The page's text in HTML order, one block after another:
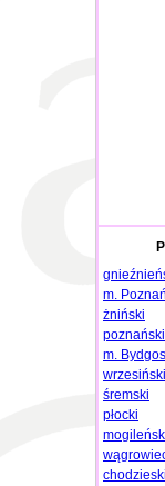
m. Poznań
żniński
poznański
m.
wrzesiński
śremski
płocki
chodzieski